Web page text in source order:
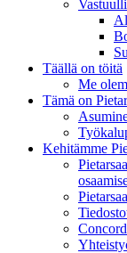
Täällä on töitä
Me
Tämä on
Kehitämme